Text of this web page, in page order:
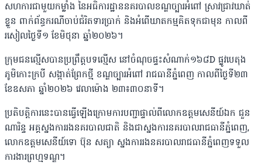
សហការជាមួយកម្លាំង នៃអធិការដ្ឋាននគរបាលខណ្ឌច្បារអំពៅ ស្រាវជ្រាវឃាត់
ខ្លួន ពាក់ព័ន្ធករណីចាប់ជំរិតទារប្រាក់ និងអំពើឃាតកម្មគិតទុកជាមុន កាលពី
រសៀលថ្ងៃទី១ ខែមិថុនា ឆ្នាំ២០២៦។
ក្រុមជនល្មើសបានប្រព្រឹត្តបទល្មើស នៅចំណុចផ្ទះសំណាក់១៦៨D ផ្លូវបេតុង
ភូមិកោះក្របី សង្កាត់ព្រែកថ្មី ខណ្ឌច្បារអំពៅ រាជធានីភ្នំពេញ កាលពីថ្ងៃទី២៣
ខែឧសភា ឆ្នាំ២០២៦ វេលាម៉ោង ២៣៖៣០នាទី។
ប្រតិបត្តិការនេះបានធ្វើឡើងក្រោមការបញ្ជាផ្ទាល់ពីលោកឧត្តមសេនីយ៍ឯក ជួន
ណារិន្ទ អគ្គស្នងការរងនគរបាលជាតិ និងជាស្នងការនគរបាលរាជធានីភ្នំពេញ,
លោកឧត្តមសេនីយ៍ទោ ប៊ុន សត្យា ស្នងការរងនគរបាលរាជធានីភ្នំពេញទទួល
ការងារព្រហ្មទណ្ឌ។